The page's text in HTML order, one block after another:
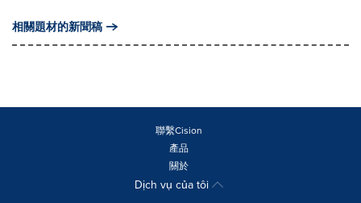
相關題材的新聞稿
聯繫Cision
產品
關於
Dịch vụ của tôi